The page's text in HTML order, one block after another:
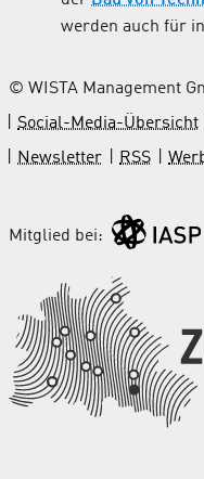
werden auch für
© WISTA Management
Social-Media-Übersicht
Newsletter
RSS
Mitglied bei: